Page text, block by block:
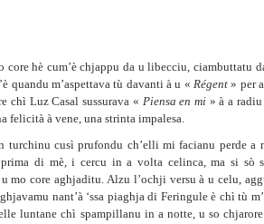
core hè cum’è chjappu da u libecciu, ciambuttatu
quandu m’aspettava tù davanti à u « Régent» per
chì Luz Casal sussurava « Piensa en mi » à a
felicità à vene, una strinta impalesa.
turchinu cusì prufondu ch’elli mi facianu perde a
di mè, i cercu in a volta celinca, ma si sò
mo core aghjaditu. Alzu l’ochji versu à u celu,
nant’à ‘ssa piaghja di Feringule è chì tù
luntane chì spampillanu in a notte, u so